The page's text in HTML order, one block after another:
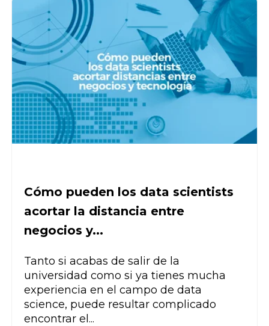
Cómo pueden los data scientists
acortar la distancia entre
negocios y...
Tanto si acabas de salir de la
universidad como si ya tienes mucha
experiencia en el campo de data
science, puede resultar complicado
encontrar el...